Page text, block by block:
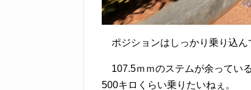
ポジションはしっかり乗り込ん
107.5ｍｍのステムが余ってい
500キロくらい乗りたいねぇ。